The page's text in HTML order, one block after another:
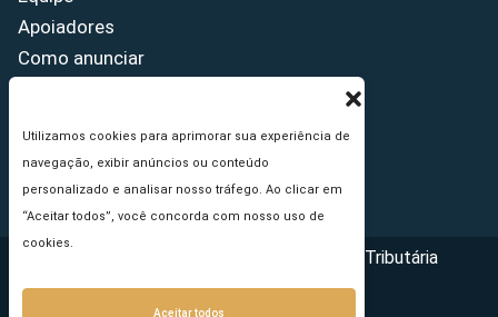
Utilizamos cookies para aprimorar sua experiência de
navegação, exibir anúncios ou conteúdo
personalizado e analisar nosso tráfego. Ao clicar em
“Aceitar todos”, você concorda com nosso uso de
cookies.
Aceitar todos
Apoiadores
Como anunciar
Princípios Editoriais
Copyright © 2026 - Portal da Reforma Tributária